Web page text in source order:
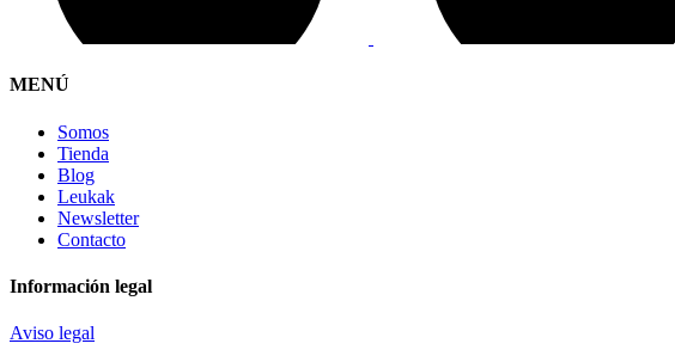
MENÚ
Somos
Tienda
Blog
Leukak
Newsletter
Contacto
Información legal
Aviso legal